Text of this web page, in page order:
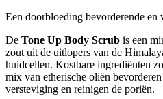
Een doorbloeding bevorderende en
De Tone Up Body Scrub is een
zout uit de uitlopers van de
huidcellen. Kostbare ingrediënten
mix van etherische oliën
versteviging en reinigen de poriën.